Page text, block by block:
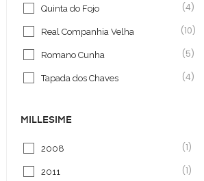
Quinta do Fojo (4)
Real Companhia Velha (10)
Romano Cunha (5)
Tapada dos Chaves (4)
MILLESIMÉ
2008 (1)
2011 (1)